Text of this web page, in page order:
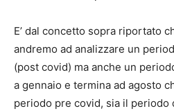
E’ dal concetto sopra riportato
andremo ad analizzare un
(post covid) ma anche un
a gennaio e termina ad agosto
periodo pre covid, sia il periodo